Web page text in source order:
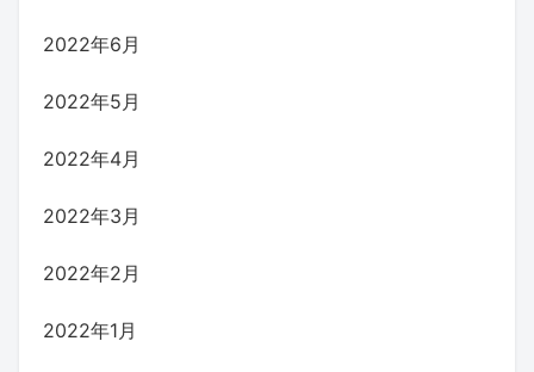
2022年6月
2022年5月
2022年4月
2022年3月
2022年2月
2022年1月